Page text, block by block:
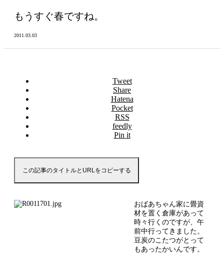
もうすぐ春ですね。
2011.03.03
Tweet
Share
Hatena
Pocket
RSS
feedly
Pin it
この記事のタイトルとURLをコピーする
おばあちゃん家に畳資
材を置く倉庫があって
時々行くのですが、午
前中行ってきました。
豆炭のこたつがとって
もあったかいんです。